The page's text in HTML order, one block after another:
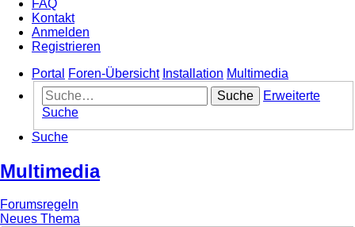
FAQ
Kontakt
Anmelden
Registrieren
Portal
Foren-Übersicht Installation Multimedia
Suche
Erweiterte
Suche
Suche
Multimedia
Forumsregeln
Neues Thema